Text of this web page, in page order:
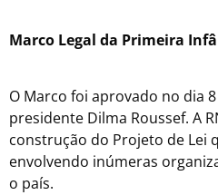
Marco Legal da Primeira
O Marco foi aprovado no dia
presidente Dilma Roussef. A
construção do Projeto de Lei
envolvendo inúmeras
o país.